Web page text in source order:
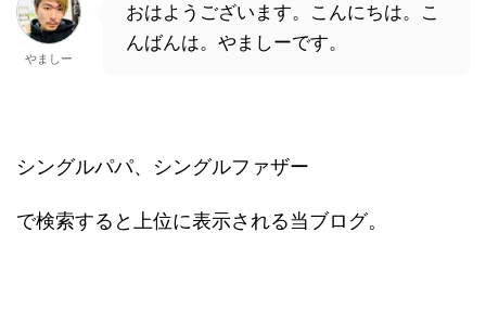
やましー
おはようございます。こんにちは。こ
んばんは。やましーです。
シングルパパ、シングルファザー
で検索すると上位に表示される当ブログ。